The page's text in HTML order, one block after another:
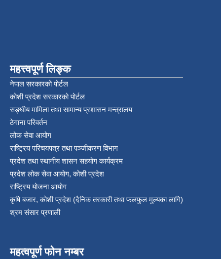
महत्त्वपूर्ण लिङ्क
नेपाल सरकारको पोर्टल
कोशी प्रदेश सरकारको पोर्टल
सङ्‍घीय मामिला तथा सामान्य प्रशासन मन्त्रालय
ठेगाना परिवर्तन
लोक सेवा आयोग
राष्ट्रिय परिचयपत्र तथा पञ्‍जीकरण विभाग
प्रदेश तथा स्थानीय शासन सहयोग कार्यक्रम
प्रदेश लोक सेवा आयोग, कोशी प्रदेश
राष्ट्रिय योजना आयोग
कृषि बजार, कोशी प्रदेश (दैनिक तरकारी तथा फलफुल मुल्यका लागि)
श्रम संसार प्रणाली
महत्वपूर्ण फोन नम्बर